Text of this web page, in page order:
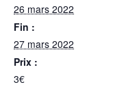
26 mars 2022
Fin :
27 mars 2022
Prix :
3€